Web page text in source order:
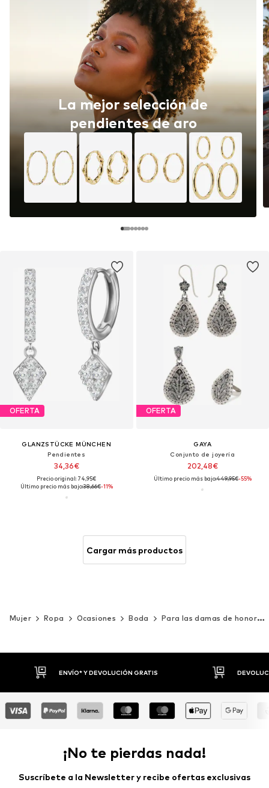
OFERTA
GLANZSTÜCKE MÜNCHEN
Pendientes
34,36€
Precio original: 74,95€
Último precio más bajo:38,66€-11%
La mejor selección de
pendientes de aro
OFERTA
GAYA
Conjunto de joyería
202,48€
Último precio más bajo:449,95€-55%
Cargar más productos
Mujer Ropa Ocasiones Boda Para las damas de honor
DEVOLUCIONES HASTA 30 DÍAS
¡No te pierdas nada!
Suscríbete a la Newsletter y recibe ofertas exclusivas